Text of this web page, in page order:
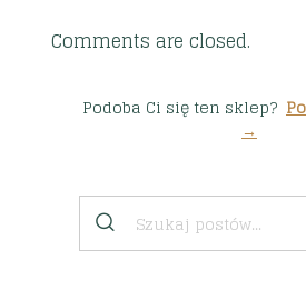
Comments are closed.
Podoba Ci się ten sklep?
→